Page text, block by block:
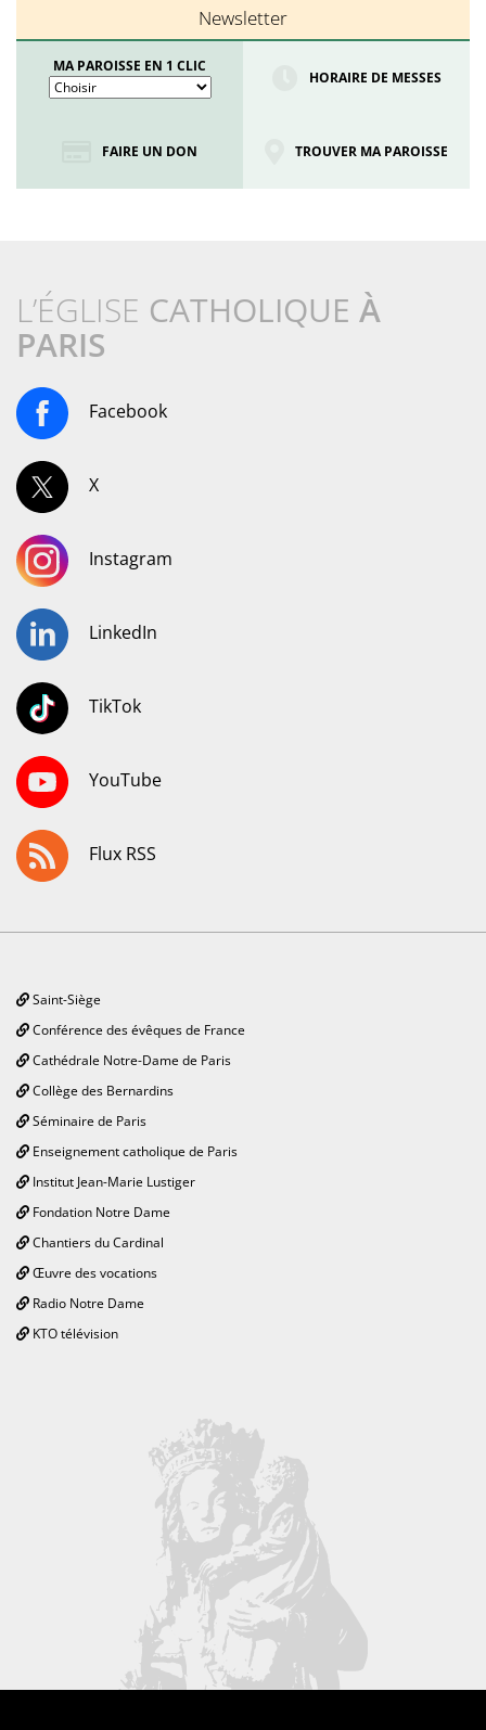
Newsletter
MA PAROISSE EN 1 CLIC
HORAIRE DE MESSES
FAIRE UN DON TROUVER MA PAROISSE
L’ÉGLISE CATHOLIQUE À
PARIS
Facebook
X
Instagram
LinkedIn
TikTok
YouTube
Flux RSS
Saint-Siège
Conférence des évêques de France
Cathédrale Notre-Dame de Paris
Collège des Bernardins
Séminaire de Paris
Enseignement catholique de Paris
Institut Jean-Marie Lustiger
Fondation Notre Dame
Chantiers du Cardinal
Œuvre des vocations
Radio Notre Dame
KTO télévision